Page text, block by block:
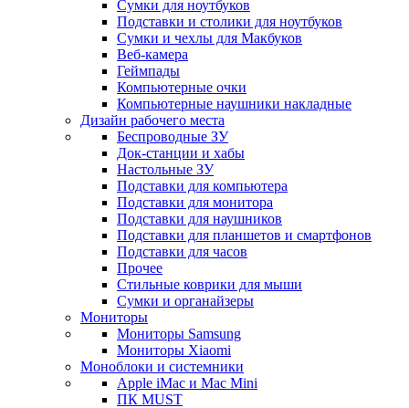
Сумки для ноутбуков
Подставки и столики для ноутбуков
Сумки и чехлы для Макбуков
Веб-камера
Геймпады
Компьютерные очки
Компьютерные наушники накладные
Дизайн рабочего места
Беспроводные ЗУ
Док-станции и хабы
Настольные ЗУ
Подставки для компьютера
Подставки для монитора
Подставки для наушников
Подставки для планшетов и смартфонов
Подставки для часов
Прочее
Стильные коврики для мыши
Сумки и органайзеры
Мониторы
Мониторы Samsung
Мониторы Xiaomi
Моноблоки и системники
Apple iMac и Mac Mini
ПК MUST